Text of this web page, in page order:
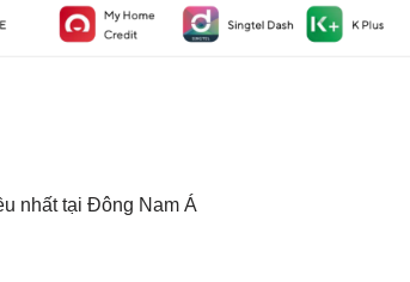
nhất tại Đông Nam Á